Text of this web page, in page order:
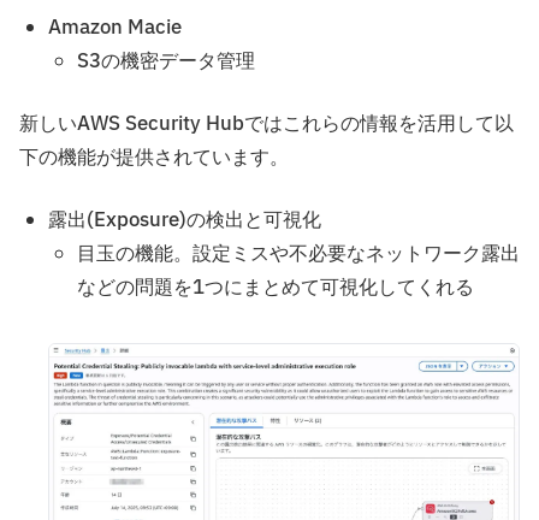
Amazon Macie
S3の機密データ管理
新しいAWS Security Hubではこれらの情報を活用して以
下の機能が提供されています。
露出(Exposure)の検出と可視化
目玉の機能。設定ミスや不必要なネットワーク露出
などの問題を1つにまとめて可視化してくれる